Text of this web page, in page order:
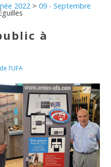
2022 >09 - Septembre
à
l’UFA